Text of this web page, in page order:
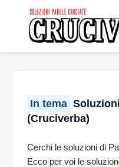
In tema
(Cruciverba)
Cerchi le soluzioni di
Ecco per voi le